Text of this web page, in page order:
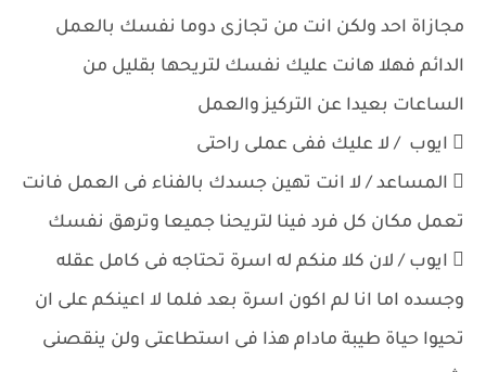
مجازاة احد ولكن انت من تجازى دوما نفسك بالعمل
الدائم فهلا هانت عليك نفسك لتريحها بقليل من
الساعات بعيدا عن التركيز والعمل
 ايوب / لا عليك ففى عملى راحتى
 المساعد / لا انت تهين جسدك بالفناء فى العمل فانت
تعمل مكان كل فرد فينا لتريحنا جميعا وترهق نفسك
 ايوب / لان كلا منكم له اسرة تحتاجه فى كامل عقله
وجسده اما انا لم اكون اسرة بعد فلما لا اعينكم على ان
تحيوا حياة طيبة مادام هذا فى استطاعتى ولن ينقصنى